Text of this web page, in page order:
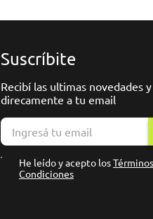
Suscríbite
Recibí las ultimas novedades
direcamente a tu email
He leído y acepto los
Condiciones